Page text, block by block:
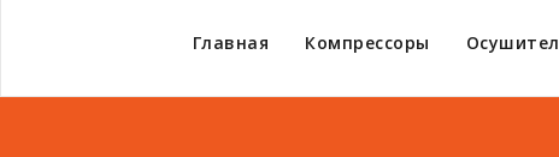
Главная Компрессоры